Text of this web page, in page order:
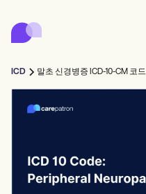
Product
스케줄링
건강 기록
대금 청구
규정 준수
원격 의료
임상 노트
일정
Online booking
케어
상담
완료
Who we're for
Counselors
Medical
ICD 말초 신경병증 ICD-10-CM 코드